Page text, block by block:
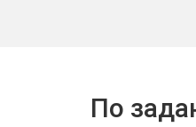
По